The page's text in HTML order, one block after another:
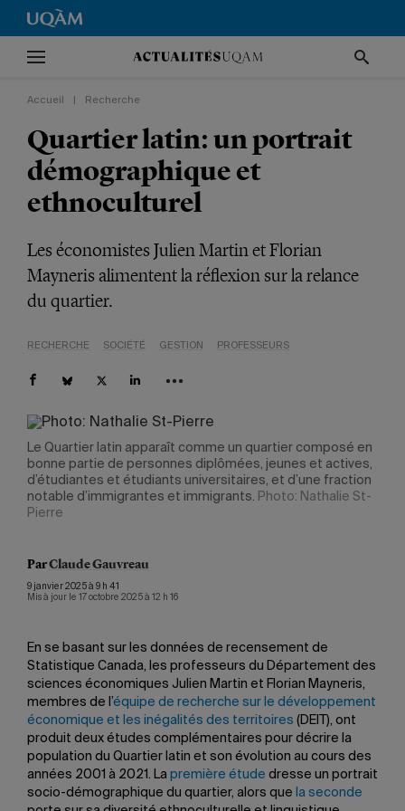
Accueil Recherche
Quartier latin: un portrait
démographique et
ethnoculturel
Les économistes Julien Martin et Florian
Mayneris alimentent la réflexion sur la relance
du quartier.
RECHERCHE SOCIÉTÉ GESTION PROFESSEURS
Le Quartier latin apparaît comme un quartier composé en
bonne partie de personnes diplômées, jeunes et actives,
d’étudiantes et étudiants universitaires, et d’une fraction
notable d’immigrantes et immigrants. Photo: Nathalie St-
Pierre
ParClaude Gauvreau
9 janvier 2025 à 9 h 41
Mis à jour le 17 octobre 2025 à 12 h 16
En se basant sur les données de recensement de
Statistique Canada, les professeurs du Département des
sciences économiques Julien Martin et Florian Mayneris,
membres de l’équipe de recherche sur le développement
économique et les inégalités des territoires (DEIT), ont
produit deux études complémentaires pour décrire la
population du Quartier latin et son évolution au cours des
années 2001 à 2021. La première étude dresse un portrait
socio-démographique du quartier, alors que la seconde